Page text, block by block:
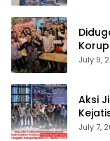
July 9,
Aksi
July 7,